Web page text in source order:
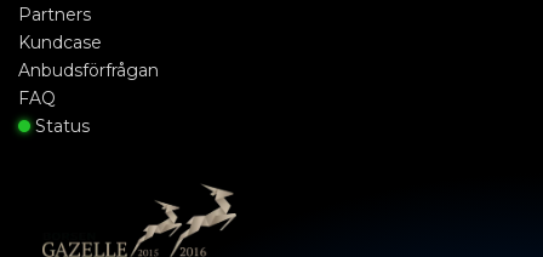
Partners
Kundcase
Anbudsförfrågan
FAQ
Status